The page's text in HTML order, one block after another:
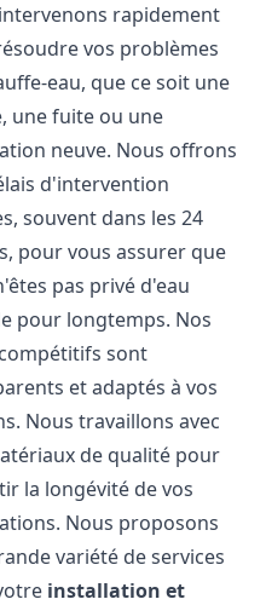
rapidement
vos problèmes
eau, que ce soit une
une fuite ou une
neuve. Nous offrons
d'intervention
souvent dans les 24
pour vous assurer que
pas privé d'eau
pour longtemps. Nos
sont
et adaptés à vos
Nous travaillons avec
de qualité pour
la longévité de vos
Nous proposons
variété de services
installation et